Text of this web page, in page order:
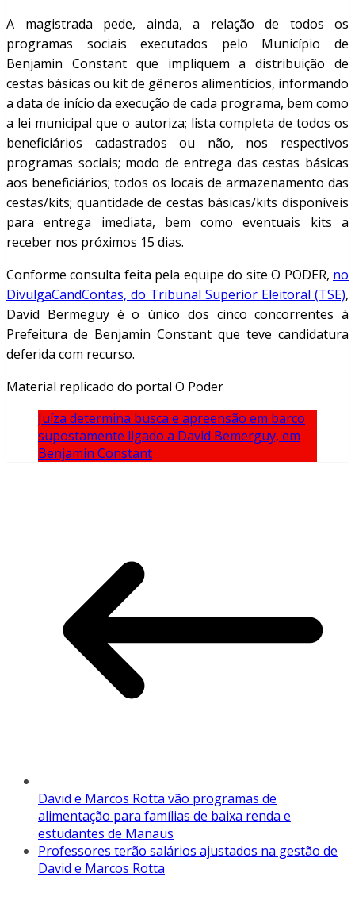
A magistrada pede, ainda, a relação de todos os
programas sociais executados pelo Município de
Benjamin Constant que impliquem a distribuição de
cestas básicas ou kit de gêneros alimentícios, informando
a data de início da execução de cada programa, bem como
a lei municipal que o autoriza; lista completa de todos os
beneficiários cadastrados ou não, nos respectivos
programas sociais; modo de entrega das cestas básicas
aos beneficiários; todos os locais de armazenamento das
cestas/kits; quantidade de cestas básicas/kits disponíveis
para entrega imediata, bem como eventuais kits a
receber nos próximos 15 dias.
Conforme consulta feita pela equipe do site O PODER, no
DivulgaCandContas, do Tribunal Superior Eleitoral (TSE),
David Bermeguy é o único dos cinco concorrentes à
Prefeitura de Benjamin Constant que teve candidatura
deferida com recurso.
Material replicado do portal O Poder
Juíza determina busca e apreensão em barco
supostamente ligado a David Bemerguy, em
Benjamin Constant
David e Marcos Rotta vão programas de
alimentação para famílias de baixa renda e
estudantes de Manaus
Professores terão salários ajustados na gestão de
David e Marcos Rotta